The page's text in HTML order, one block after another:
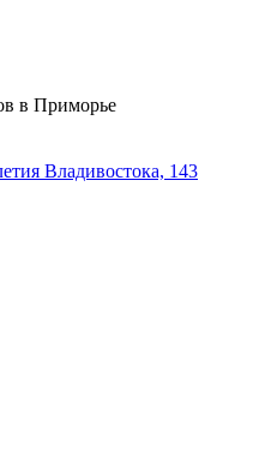
в Приморье
Владивостока, 143